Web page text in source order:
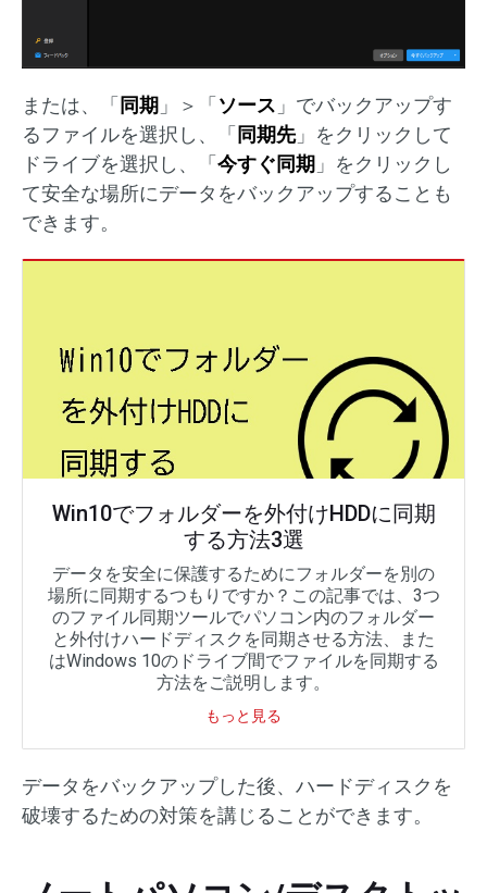
または、「 同期 」＞「 ソース 」でバックアップす
るファイルを選択し、「 同期先」をクリックして
ドライブを選択し、「 今すぐ同期 」をクリックし
て安全な場所にデータをバックアップすることも
できます。
Win10でフォルダーを外付けHDDに同期
する方法3選
データを安全に保護するためにフォルダーを別の
場所に同期するつもりですか？この記事では、3つ
のファイル同期ツールでパソコン内のフォルダー
と外付けハードディスクを同期させる方法、また
はWindows 10のドライブ間でファイルを同期する
方法をご説明します。
もっと見る
データをバックアップした後、ハードディスクを
破壊するための対策を講じることができます。